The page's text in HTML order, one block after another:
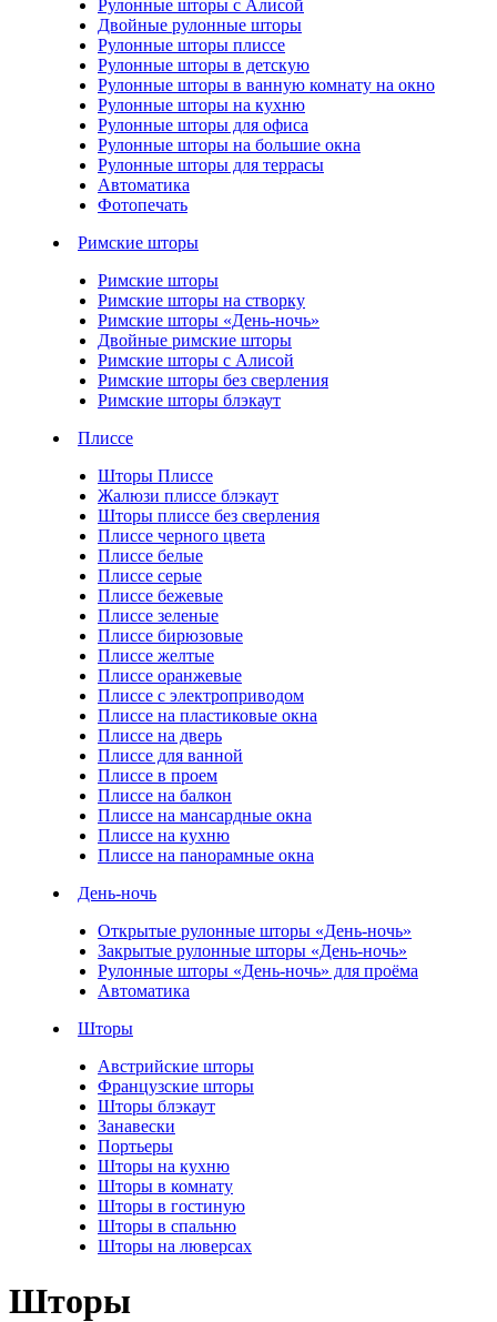
Рулонные шторы с Алисой
Двойные рулонные шторы
Рулонные шторы плиссе
Рулонные шторы в детскую
Рулонные шторы в ванную комнату на окно
Рулонные шторы на кухню
Рулонные шторы для офиса
Рулонные шторы на большие окна
Рулонные шторы для террасы
Автоматика
Фотопечать
Римские шторы
Римские шторы
Римские шторы на створку
Римские шторы «День-ночь»
Двойные римские шторы
Римские шторы с Алисой
Римские шторы без сверления
Римские шторы блэкаут
Плиссе
Шторы Плиссе
Жалюзи плиссе блэкаут
Шторы плиссе без сверления
Плиссе черного цвета
Плиссе белые
Плиссе серые
Плиссе бежевые
Плиссе зеленые
Плиссе бирюзовые
Плиссе желтые
Плиссе оранжевые
Плиссе с электроприводом
Плиссе на пластиковые окна
Плиссе на дверь
Плиссе для ванной
Плиссе в проем
Плиссе на балкон
Плиссе на мансардные окна
Плиссе на кухню
Плиссе на панорамные окна
День-ночь
Открытые рулонные шторы «День-ночь»
Закрытые рулонные шторы «День-ночь»
Рулонные шторы «День-ночь» для проёма
Автоматика
Шторы
Австрийские шторы
Французские шторы
Шторы блэкаут
Занавески
Портьеры
Шторы на кухню
Шторы в комнату
Шторы в гостиную
Шторы в спальню
Шторы на люверсах
Шторы